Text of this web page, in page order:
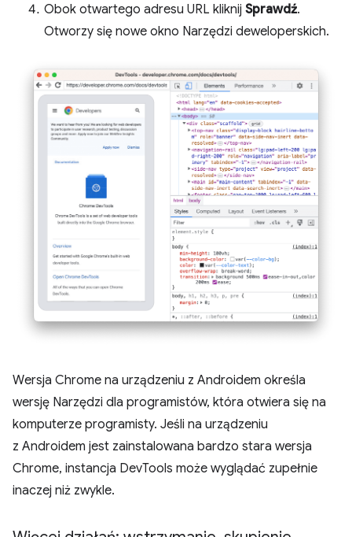
Obok otwartego adresu URL kliknij Sprawdź.
Otworzy się nowe okno Narzędzi deweloperskich.
Wersja Chrome na urządzeniu z Androidem określa
wersję Narzędzi dla programistów, która otwiera się na
komputerze programisty. Jeśli na urządzeniu
z Androidem jest zainstalowana bardzo stara wersja
Chrome, instancja DevTools może wyglądać zupełnie
inaczej niż zwykle.